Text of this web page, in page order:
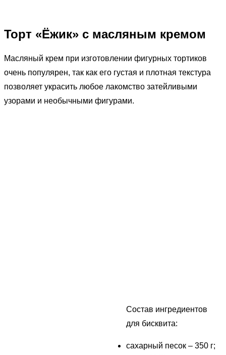
Торт «Ёжик» с масляным кремом
Масляный крем при изготовлении фигурных тортиков
очень популярен, так как его густая и плотная текстура
позволяет украсить любое лакомство затейливыми
узорами и необычными фигурами.
Состав ингредиентов
для бисквита:
сахарный песок – 350 г;